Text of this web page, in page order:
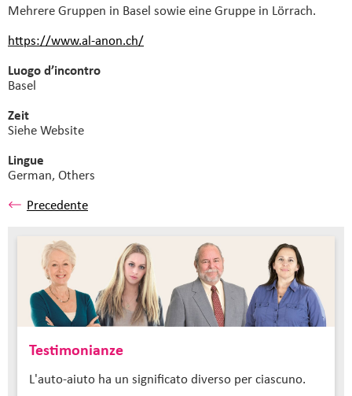
Mehrere Gruppen in Basel sowie eine Gruppe in Lörrach.
https://www.al-anon.ch/
Luogo d’incontro
Basel
Zeit
Siehe Website
Lingue
German, Others
Precedente
Testimonianze
L'auto-aiuto ha un significato diverso per ciascuno.